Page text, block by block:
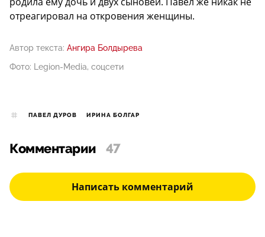
отреагировал на откровения женщины.
Автор текста: Ангира Болдырева
Фото: Legion-Media, соцсети
ПАВЕЛ ДУРОВ ИРИНА БОЛГАР
Комментарии 47
Написать комментарий